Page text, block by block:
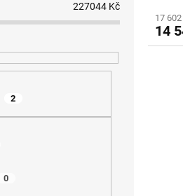
227044 Kč
2
0
17
14